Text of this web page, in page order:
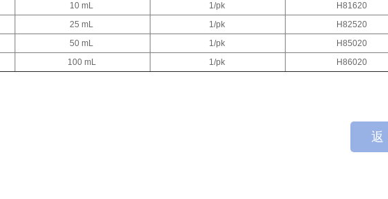
10 mL 1/pk
H81620
25 mL 1/pk
H82520
50 mL 1/pk
H85020
100 mL 1/pk H86020
返